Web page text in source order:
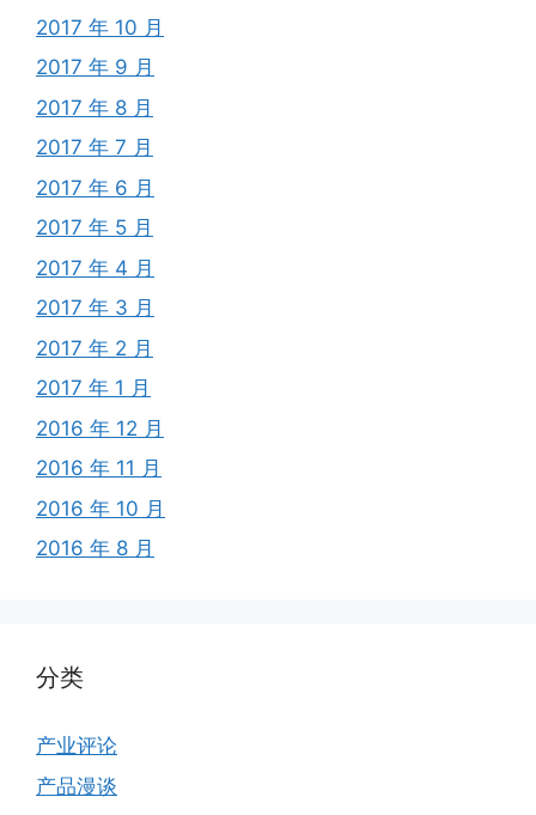
2017 年 10 月
2017 年 9 月
2017 年 8 月
2017 年 7 月
2017 年 6 月
2017 年 5 月
2017 年 4 月
2017 年 3 月
2017 年 2 月
2017 年 1 月
2016 年 12 月
2016 年 11 月
2016 年 10 月
2016 年 8 月
分类
产业评论
产品漫谈